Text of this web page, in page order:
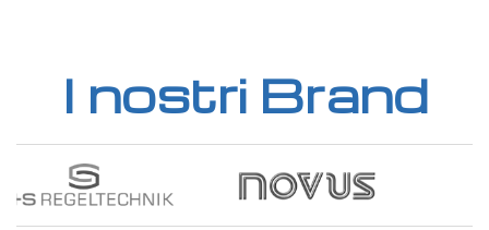
I nostri Brand